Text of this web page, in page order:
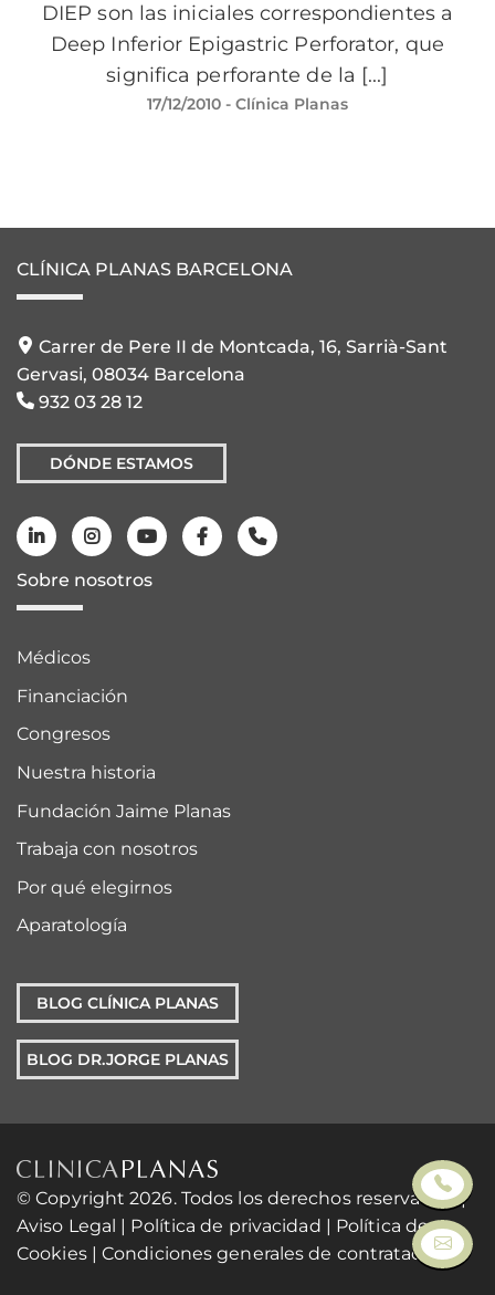
DIEP son las iniciales correspondientes a
Deep Inferior Epigastric Perforator, que
significa perforante de la [...]
17/12/2010 - Clínica Planas
CLÍNICA PLANAS BARCELONA
Carrer de Pere II de Montcada, 16, Sarrià-Sant
Gervasi, 08034 Barcelona
932 03 28 12
DÓNDE ESTAMOS
Sobre nosotros
Médicos
Financiación
Congresos
Nuestra historia
Fundación Jaime Planas
Trabaja con nosotros
Por qué elegirnos
Aparatología
BLOG CLÍNICA PLANAS
BLOG DR.JORGE PLANAS
© Copyright 2026. Todos los derechos reservados. |
Aviso Legal | Política de privacidad | Política de
Cookies|Condiciones generales de contratación